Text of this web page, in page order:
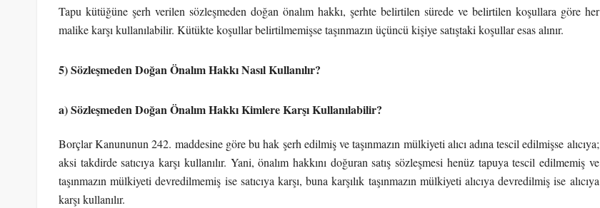
Tapu kütüğüne şerh verilen sözleşmeden doğan önalım hakkı, şerhte belirtilen sürede ve belirtilen koşullara göre her
malike karşı kullanılabilir. Kütükte koşullar belirtilmemişse taşınmazın üçüncü kişiye satıştaki koşullar esas alınır.
5) Sözleşmeden Doğan Önalım Hakkı Nasıl Kullanılır?
a) Sözleşmeden Doğan Önalım Hakkı Kimlere Karşı Kullanılabilir?
Borçlar Kanununun 242. maddesine göre bu hak şerh edilmiş ve taşınmazın mülkiyeti alıcı adına tescil edilmişse alıcıya;
aksi takdirde satıcıya karşı kullanılır. Yani, önalım hakkını doğuran satış sözleşmesi henüz tapuya tescil edilmemiş ve
taşınmazın mülkiyeti devredilmemiş ise satıcıya karşı, buna karşılık taşınmazın mülkiyeti alıcıya devredilmiş ise alıcıya
karşı kullanılır.